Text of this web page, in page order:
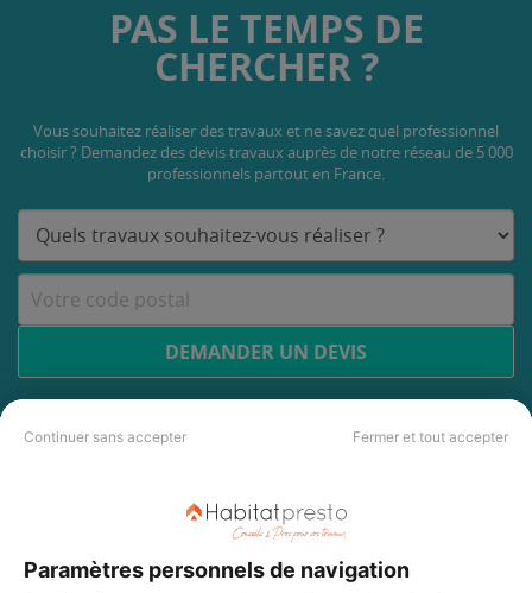
Continuer sans accepter Fermer et tout accepter
Paramètres personnels de navigation
PAS LE TEMPS DE
CHERCHER ?
Vous souhaitez réaliser des travaux et ne savez quel professionnel
choisir ? Demandez des devis travaux auprès de notre réseau de 5 000
professionnels partout en France.
DEMANDER UN DEVIS
vos travaux à Erstein